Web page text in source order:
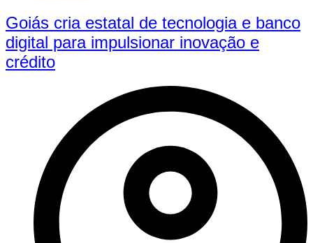
Goiás cria estatal de tecnologia e banco
digital para impulsionar inovação e
crédito